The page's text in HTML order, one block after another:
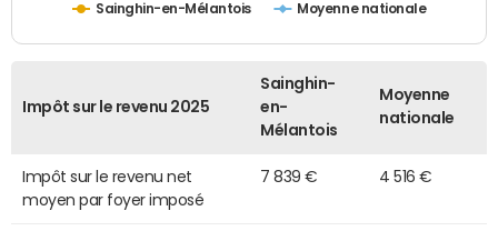
Sainghin-en-Mélantois Moyenne nationale
Impôt sur le revenu 2025
Sainghin-
en-
Mélantois
Moyenne
nationale
Impôt sur le revenu net
moyen par foyer imposé
7 839 € 4 516 €